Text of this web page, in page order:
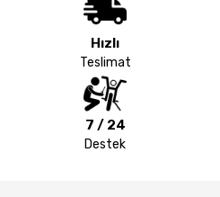
Hızlı
Teslimat
7 / 24
Destek